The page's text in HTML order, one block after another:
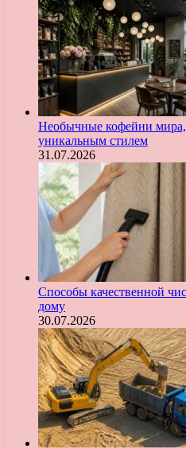
Необычные кофейни мира,
уникальным стилем
31.07.2026
Способы качественной
дому
30.07.2026